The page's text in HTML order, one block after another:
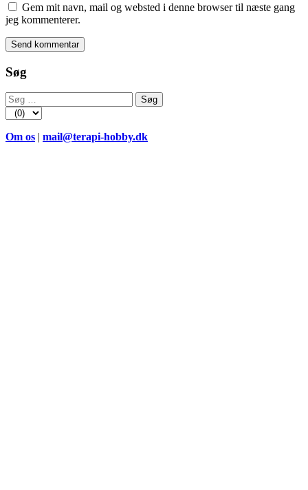
Gem mit navn, mail og websted i denne browser til næste gang
jeg kommenterer.
Søg
Søg
efter:
Om os | mail@terapi-hobby.dk